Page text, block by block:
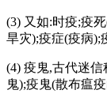
(3) 又如:时疫;疫
旱灾);疫症(疫病);
(4) 疫鬼,古代迷信
鬼);疫鬼(散布瘟